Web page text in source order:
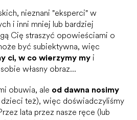
nieznani "eksperci" w
i inni mniej lub bardziej
Cię straszyć opowieściami o
być subiektywna, więc
ci, w co wierzymy my i
własny obraz...
obuwia, ale od dawna nosimy
dzieci też), więc doświadczyliśmy
lata przez nasze ręce (lub